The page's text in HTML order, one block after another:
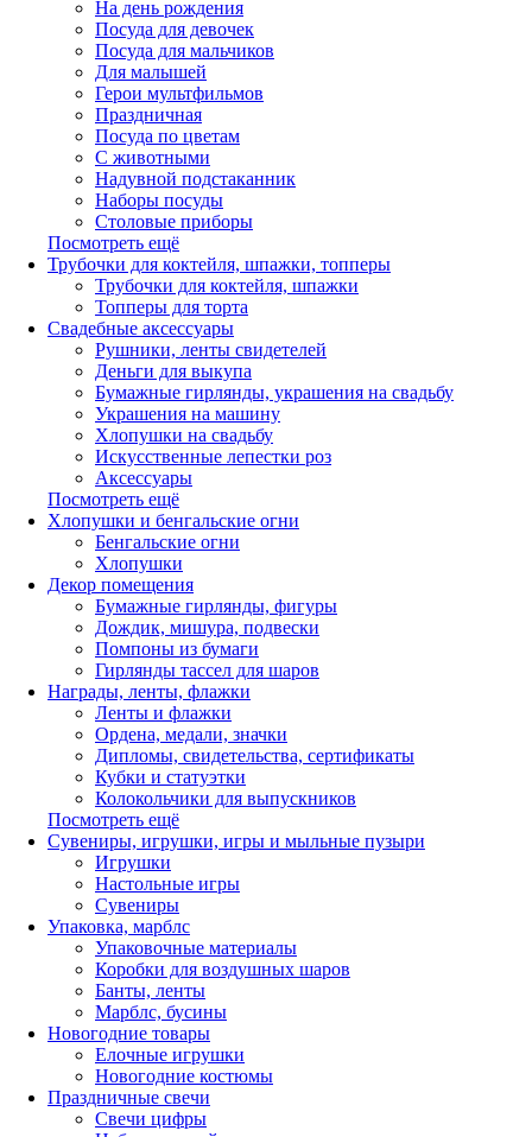
На день рождения
Посуда для девочек
Посуда для мальчиков
Для малышей
Герои мультфильмов
Праздничная
Посуда по цветам
С животными
Надувной подстаканник
Наборы посуды
Столовые приборы
Посмотреть ещё
Трубочки для коктейля, шпажки, топперы
Трубочки для коктейля, шпажки
Топперы для торта
Свадебные аксессуары
Рушники, ленты свидетелей
Деньги для выкупа
Бумажные гирлянды, украшения на свадьбу
Украшения на машину
Хлопушки на свадьбу
Искусственные лепестки роз
Аксессуары
Посмотреть ещё
Хлопушки и бенгальские огни
Бенгальские огни
Хлопушки
Декор помещения
Бумажные гирлянды, фигуры
Дождик, мишура, подвески
Помпоны из бумаги
Гирлянды тассел для шаров
Награды, ленты, флажки
Ленты и флажки
Ордена, медали, значки
Дипломы, свидетельства, сертификаты
Кубки и статуэтки
Колокольчики для выпускников
Посмотреть ещё
Сувениры, игрушки, игры и мыльные пузыри
Игрушки
Настольные игры
Сувениры
Упаковка, марблс
Упаковочные материалы
Коробки для воздушных шаров
Банты, ленты
Марблс, бусины
Новогодние товары
Елочные игрушки
Новогодние костюмы
Праздничные свечи
Свечи цифры